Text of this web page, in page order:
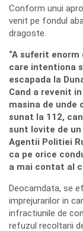
Conform unui
venit pe fondul
dragoste.
“A suferit
care intentiona
escapada la
Cand a revenit
masina de unde
sunat la 112,
sunt lovite de
Agentii Politiei
ca pe orice
a mai contat al
Deocamdata, se
imprejurarilor in
infractiunile de
refuzul recoltarii